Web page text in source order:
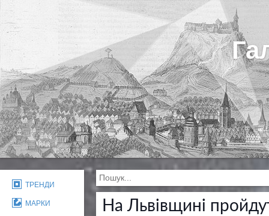
ТРЕНДИ
МАРКИ
На Львівщині